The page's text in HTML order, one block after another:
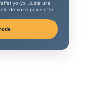
yo-yo. Juste une
de votre poids et le